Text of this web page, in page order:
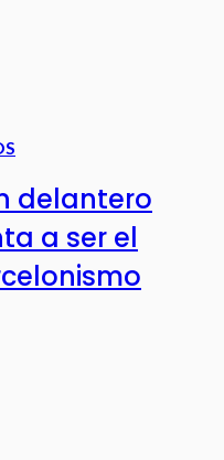
delantero
a ser el